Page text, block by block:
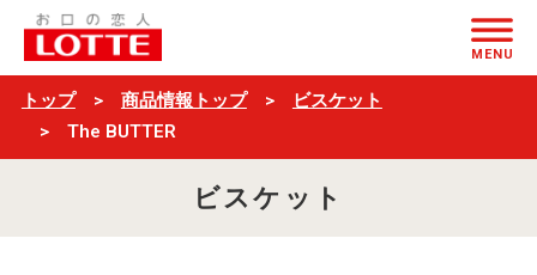
The
BUTTER
MENU
トップ 商品情報トップ
ビスケット
The BUTTER
ビスケット